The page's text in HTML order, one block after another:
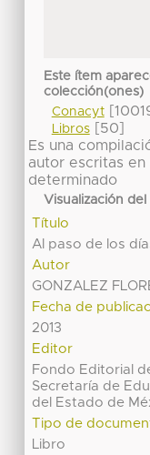
Este ítem
colección(ones)
Conacyt
Libros[50]
Es una
autor escritas en
determinado
Visualización
Título
Al paso de los
Autor
GONZALEZ
Fecha de
2013
Editor
Fondo Editorial
Secretaría de
del Estado de
Tipo de
Libro